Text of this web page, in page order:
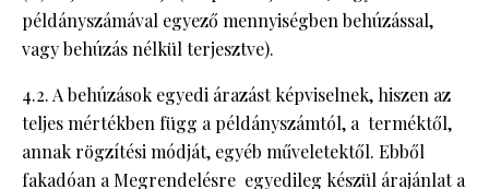
példányszámával egyező mennyiségben behúzással,
vagy behúzás nélkül terjesztve).
4.2. A behúzások egyedi árazást képviselnek, hiszen az
teljes mértékben függ a példányszámtól, a terméktől,
annak rögzítési módját, egyéb műveletektől. Ebből
fakadóan a Megrendelésre egyedileg készül árajánlat a